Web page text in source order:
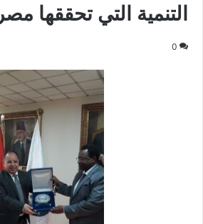
التنمية التي تحققها
0